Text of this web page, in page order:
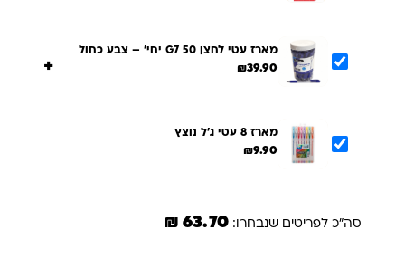
מארז עטי לחצן G7 50 יחי’ – צבע כחול
₪39.90
+
מארז 8 עטי ג'ל נוצץ
₪9.90
סה"כ לפריטים שנבחרו: 63.70 ₪